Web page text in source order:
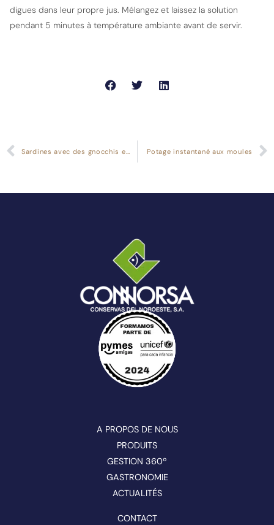
digues dans leur propre jus. Mélangez et laissez la solution
pendant 5 minutes à température ambiante avant de servir.
Potage instantané aux moules
A PROPOS DE NOUS
PRODUITS
GESTION 360º
GASTRONOMIE
ACTUALITÉS
CONTACT